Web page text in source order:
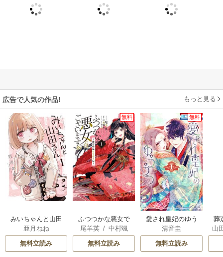
広告で人気の作品! もっと見る
みいちゃんと山田
さん
亜月ねね
無料立読み
無料
ふつつかな悪女で
はございますが ～
雛宮蝶鼠とりかえ
伝～
尾羊英/ 中村颯
希/ゆき哉
無料立読み
無料
愛され皇妃のゆう
うつ
清音圭
無料立読み
葬
山